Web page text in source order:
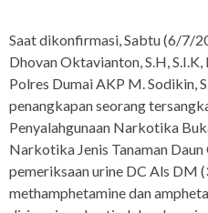
Saat dikonfirmasi, Sabtu (6/7/
Dhovan Oktavianton, S.H,
Polres Dumai AKP M. Sodikin,
penangkapan seorang
Penyalahgunaan Narkotika
Narkotika Jenis Tanaman
pemeriksaan urine DC Als
methamphetamine dan